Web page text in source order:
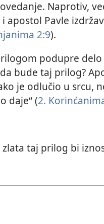
Naprotiv,
apostol Pavle
2:9).
podupre
bude taj prilog?
je odlučio u srcu,
daje“ (2.
taj prilog bi